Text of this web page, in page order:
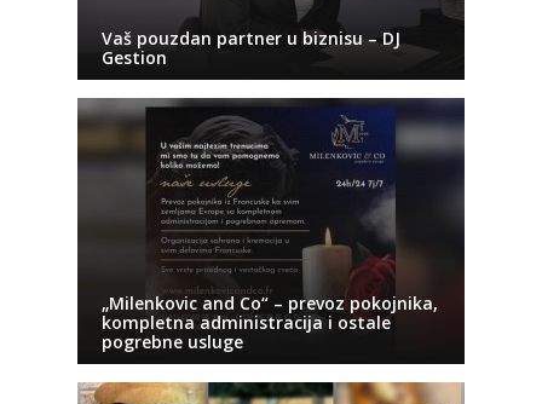
Vaš pouzdan partner u biznisu – DJ
Gestion
„Milenkovic and Co“ – prevoz pokojnika,
kompletna administracija i ostale
pogrebne usluge